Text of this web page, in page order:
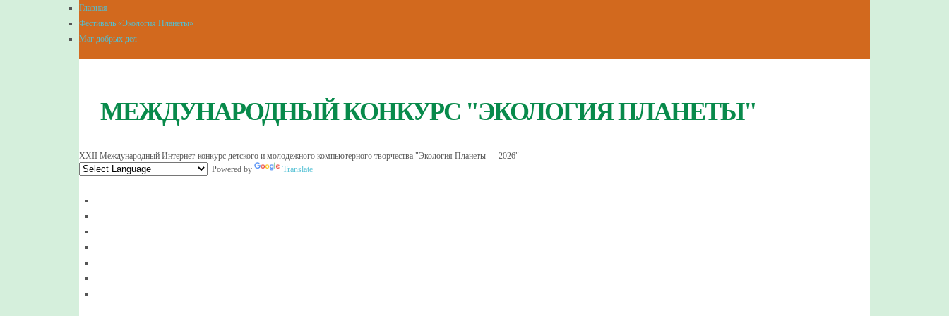
Главная
Фестиваль «Экология Планеты»
Маг добрых дел
МЕЖДУНАРОДНЫЙ КОНКУРС "ЭКОЛОГИЯ ПЛАНЕТЫ"
XXII Международный Интернет-конкурс детского и молодежного компьютерного творчества "Экология Планеты — 2026"
Powered by
Translate